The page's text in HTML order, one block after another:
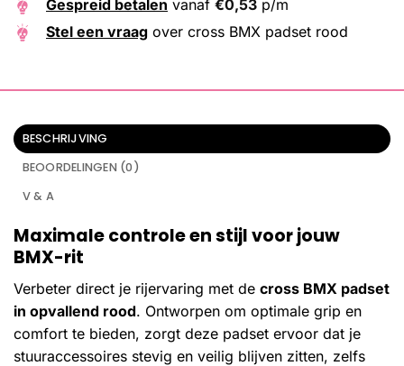
Gespreid betalen vanaf €0,53 p/m
Stel een vraag over cross BMX padset rood
BESCHRIJVING
BEOORDELINGEN (0)
V & A
Maximale controle en stijl voor jouw
BMX-rit
Verbeter direct je rijervaring met de cross BMX padset
in opvallend rood. Ontworpen om optimale grip en
comfort te bieden, zorgt deze padset ervoor dat je
stuuraccessoires stevig en veilig blijven zitten, zelfs